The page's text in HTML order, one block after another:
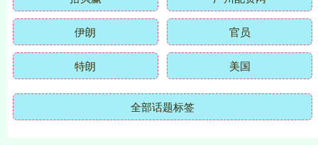
伊朗 官员
特朗 美国
全部话题标签